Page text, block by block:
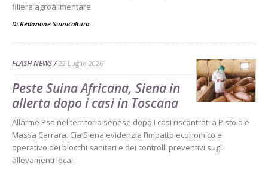
filiera agroalimentare
Di Redazione Suinicoltura -
FLASH NEWS 22 Luglio 2026
Peste Suina Africana, Siena in
allerta dopo i casi in Toscana
Allarme Psa nel territorio senese dopo i casi riscontrati a Pistoia e
Massa Carrara. Cia Siena evidenzia l’impatto economico e
operativo dei blocchi sanitari e dei controlli preventivi sugli
allevamenti locali